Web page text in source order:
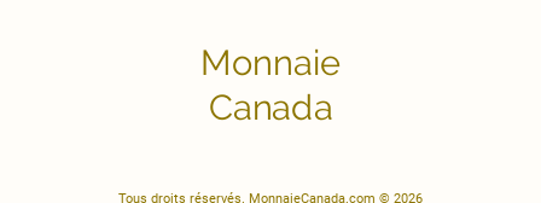
Monnaie
Canada
Tous droits réservés. MonnaieCanada.com © 2026